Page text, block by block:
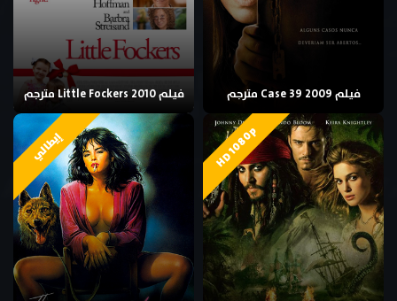
فيلم Case 39 2009 مترجم فيلم Little Fockers 2010 مترجم
HD 1080p إيطالي